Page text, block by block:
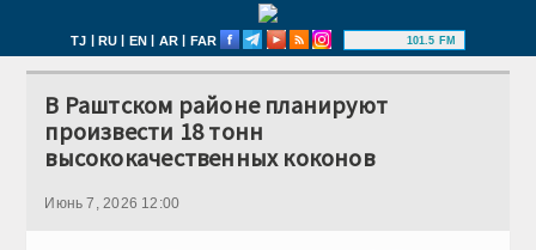
TJ | RU | EN | AR | FAR 101.5 FM
В Раштском районе планируют
произвести 18 тонн
высококачественных коконов
Июнь 7, 2026 12:00